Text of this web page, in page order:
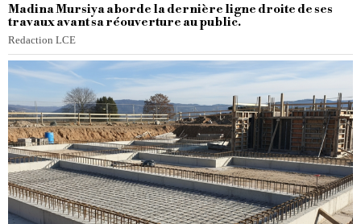
Madina Mursiya aborde la dernière ligne droite de ses
travaux avant sa réouverture au public.
Redaction LCE